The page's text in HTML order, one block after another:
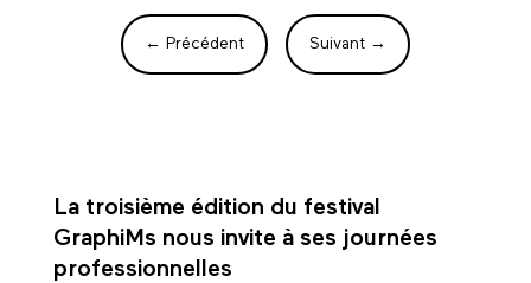
← Précédent Suivant →
La troisième édition du festival
GraphiMs nous invite à ses journées
professionnelles